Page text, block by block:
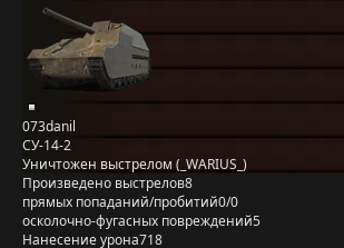
073danil
СУ-14-2
Уничтожен выстрелом (_WARIUS_)
Произведено выстрелов8
прямых попаданий/пробитий0/0
осколочно-фугасных повреждений5
Нанесение урона718